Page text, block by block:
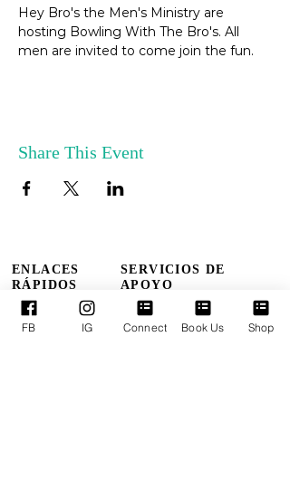
Hey Bro's the Men's Ministry are
hosting Bowling With The Bro's. All
men are invited to come join the fun.
Share This Event
ENLACES
RÁPIDOS
SERVICIOS DE
APOYO
Quienes somos Reservar TPM
FB IG Connect Book Us Shop